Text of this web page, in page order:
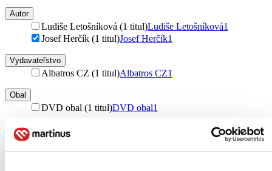
Autor
Ludiše Letošníková (1 titul)Ludiše Letošníková1
Josef Herčík (1 titul)Josef Herčík1
Vydavateľstvo
Albatros CZ (1 titul)Albatros CZ1
Obal
DVD obal (1 titul)DVD obal1
Zúžiť výber
Zoradiť